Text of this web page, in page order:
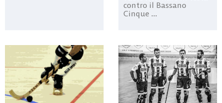
contro il Bassano
Cinque ...